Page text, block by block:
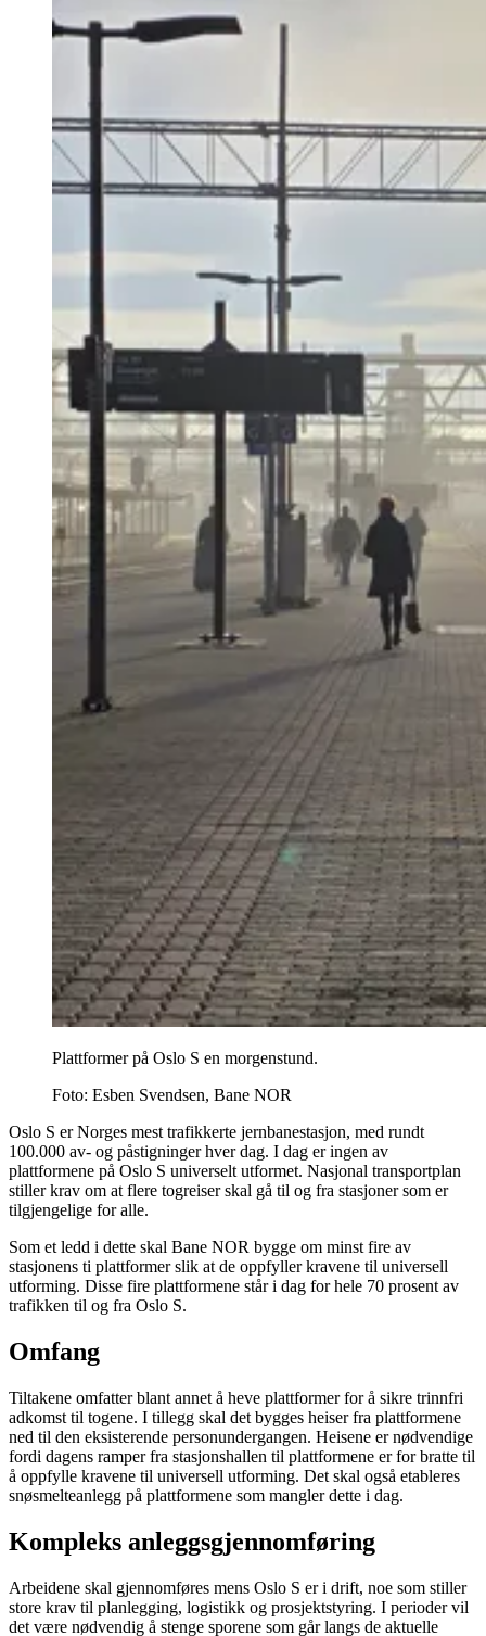
Plattformer på Oslo S en morgenstund.
Foto: Esben Svendsen, Bane NOR
Oslo S er Norges mest trafikkerte jernbanestasjon, med rundt
100.000 av- og påstigninger hver dag. I dag er ingen av
plattformene på Oslo S universelt utformet. Nasjonal transportplan
stiller krav om at flere togreiser skal gå til og fra stasjoner som er
tilgjengelige for alle.
Som et ledd i dette skal Bane NOR bygge om minst fire av
stasjonens ti plattformer slik at de oppfyller kravene til universell
utforming. Disse fire plattformene står i dag for hele 70 prosent av
trafikken til og fra Oslo S.
Omfang
Tiltakene omfatter blant annet å heve plattformer for å sikre trinnfri
adkomst til togene. I tillegg skal det bygges heiser fra plattformene
ned til den eksisterende personundergangen. Heisene er nødvendige
fordi dagens ramper fra stasjonshallen til plattformene er for bratte til
å oppfylle kravene til universell utforming. Det skal også etableres
snøsmelteanlegg på plattformene som mangler dette i dag.
Kompleks anleggsgjennomføring
Arbeidene skal gjennomføres mens Oslo S er i drift, noe som stiller
store krav til planlegging, logistikk og prosjektstyring. I perioder vil
det være nødvendig å stenge sporene som går langs de aktuelle